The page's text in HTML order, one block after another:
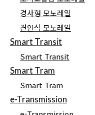
경사형 모노레일
견인식 모노레일
Smart Transit
Smart Transit
Smart Tram
Smart Tram
e-Transmission